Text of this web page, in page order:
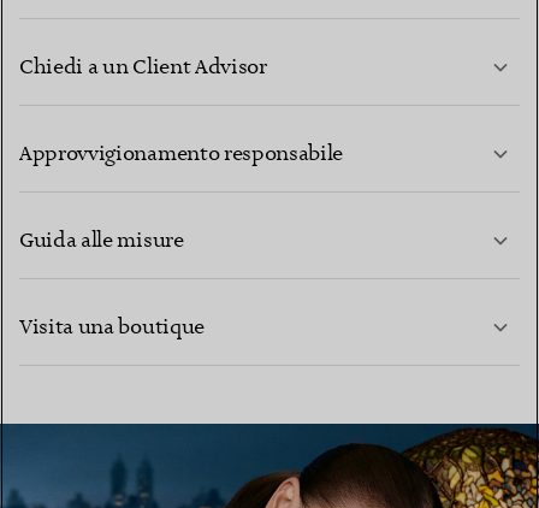
Chiedi a un Client Advisor
Approvvigionamento responsabile
Guida alle misure
Visita una boutique
TROVA LA BOUTIQUE PIÙ VICINA A TE